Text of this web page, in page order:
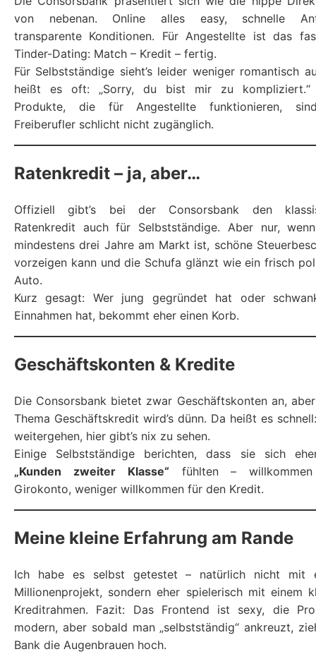
von nebenan. Online alles easy, schnelle
transparente Konditionen. Für Angestellte ist das
Tinder-Dating: Match – Kredit – fertig.
Für Selbstständige sieht’s leider weniger romantisch
heißt es oft: „Sorry, du bist mir zu kompliziert.“
Produkte, die für Angestellte funktionieren,
Freiberufler schlicht nicht zugänglich.
Ratenkredit – ja, aber…
Offiziell gibt’s bei der Consorsbank den
Ratenkredit auch für Selbstständige. Aber nur,
mindestens drei Jahre am Markt ist, schöne
vorzeigen kann und die Schufa glänzt wie ein frisch
Auto.
Kurz gesagt: Wer jung gegründet hat oder
Einnahmen hat, bekommt eher einen Korb.
Geschäftskonten & Kredite
Die Consorsbank bietet zwar Geschäftskonten an,
Thema Geschäftskredit wird’s dünn. Da heißt es
weitergehen, hier gibt’s nix zu sehen.
Einige Selbstständige berichten, dass sie sich
„Kunden zweiter Klasse“ fühlten –
Girokonto, weniger willkommen für den Kredit.
Meine kleine Erfahrung am Rande
Ich habe es selbst getestet – natürlich nicht mit
Millionenprojekt, sondern eher spielerisch mit einem
Kreditrahmen. Fazit: Das Frontend ist sexy, die
modern, aber sobald man „selbstständig“ ankreuzt,
Bank die Augenbrauen hoch.